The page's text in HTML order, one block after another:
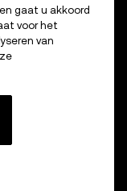
gaat u akkoord
voor het
van